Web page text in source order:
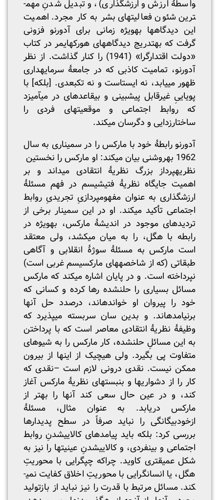
واسطۀ ارزش و ارزش­گذاری)، و تبدیل شدنِ مهم­
ترین شئون فعالیت­های بشر به کار مجرد. اهمیت
این دیدگاه­ها به­ویژه زمانی برای آدورنو فزونی
گرفت که به­تدریج دیدگاه­های هورکهایمر در کتاب
«دولت اقتدارگرا» (1941) را کنار گذاشت. از نظر
آدورنو، تمامیت کاذبی که در جامعۀ سرمایه­داری
ظهور می­یابد، نه ایستاست و نه تک­بعدی. [بلکه] با
پویاییِ غیرقابل پیش­بینی و بی­قاعده­ای در می­آمیزد
که روابط اجتماعی و موقعیت­های فردی را
ساختارزدایی و دگرسان می­کند.
آدورنو رابطۀ خود با مارکس را در سمیناری به سال
1962 به­روشنی بیان می­کند: او مارکس را نخستین
نظریه­پرداز بزرگ نظریۀ انتقادی می­داند و بر
اهمیت جایگاه نظریۀ فتیشیسم در فهم مسئلۀ
ارزش­گذاری به عنوان مفهوم­پردازیِ تجریدیِ روابط
اجتماعی تأکید می­کند. او در این سمینار برخی از
تردیدهای موجود در اندیشۀ مارکس، به­ویژه در
رابطه با هگل، را به میان می­کشد، ولی معتقد
است مارکس به مسئلۀ سوژۀ انقلابی و آگاهی
طبقاتی (که از شاخصه­های مارکسیسم غربی است)
نپرداخته است. و در پایان اشاره می­کند که مارکس
مسائل بسیاری را حل­نشده رها کرده و کسانی که
خود را پیروان او خوانده­اند، درصدد حل آنها
برنیامده­اند. و بدین سان سربسته می­پذیرد که
وظیفۀ نظریۀ انتقادی معاصر است که با پرداختن
به این مسائلِ حل­نشده، کار مارکس را به شیوه­ای
متفاوت پی بگیرد. ولی هیچ­یک از اینها از بیرون
ممکن نیست. نقدی درونی لازم است –نقدی که
کار را از دشواری­ها و بن­بست­های نظریۀ مارکس آغاز
کند، و در عین حال سعی کند آنها را بهتر از
مارکس دریابد. به عنوان مثال، مسئلۀ
ازخودبیگانگی را نباید صرفاً در سطح پدیدارها
بررسی کرد: بلکه باید پیامدهای کالایی­شدنِ روابط
اجتماعی و بین­فردی، و کالایی­شدنِ عینیت­ها را نیز به
شکل عمیق­تری کاوید. چراکه چپ­گرایی با محوریتِ
هگل، یا انسان­گرایی با محوریتِ اخلاق کفایت نمی­
کند. مسائل مرتبط با قدرت را نیز نباید از بازتولید